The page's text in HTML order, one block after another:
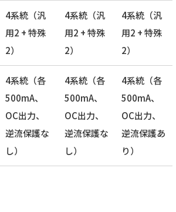
4系統（汎
用2 + 特殊
2）
4系統（汎
用2 + 特殊
2）
4系統（汎
用2 + 特殊
2）
4系統（各
500mA、
OC出力、
逆流保護な
し）
4系統（各
500mA、
OC出力、
逆流保護な
し）
4系統（各
500mA、
OC出力、
逆流保護あ
り）